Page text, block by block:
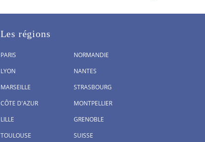
Les régions
PARIS
LYON
MARSEILLE
CÔTE D'AZUR
LILLE
TOULOUSE
NORMANDIE
NANTES
STRASBOURG
MONTPELLIER
GRENOBLE
SUISSE